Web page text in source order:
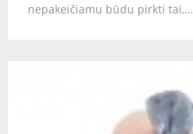
nepakeičiamu būdu pirkti tai,…